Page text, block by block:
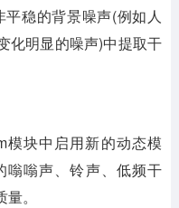
稳的背景噪声(例如人
化明显的噪声)中提取干
模块中启用新的动态模
嗡嗡声、铃声、低频干
。